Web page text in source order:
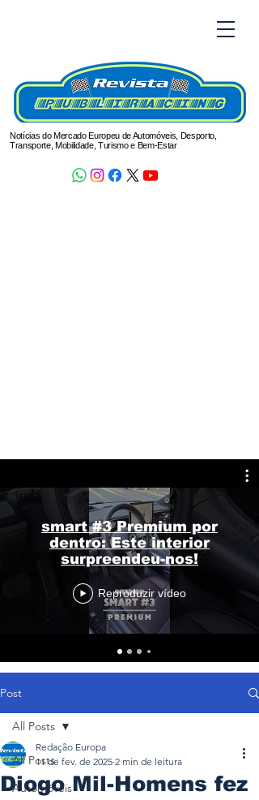
Notícias do Mercado Europeu de Automóveis, Desporto,
Transporte, Mobilidade, Turismo e Bem-Estar
smart #3 Premium por
dentro: Este interior
surpreendeu-nos!
Reproduzir vídeo
Post
All Posts
Automóveis
All Posts
Diogo Mil-Homens fez
Redação Europa
11 de fev. de 2025 2 min de leitura